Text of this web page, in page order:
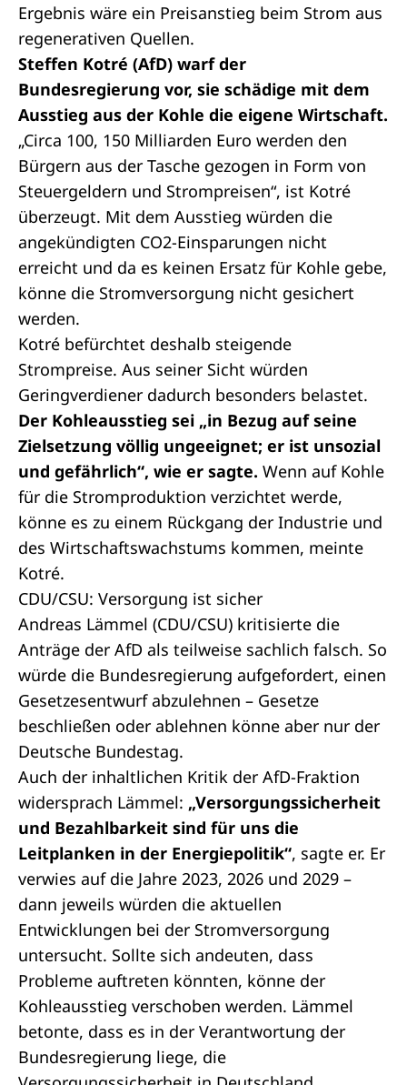
Ergebnis wäre ein Preisanstieg beim Strom aus
regenerativen Quellen.
Steffen Kotré (AfD) warf der
Bundesregierung vor, sie schädige mit dem
Ausstieg aus der Kohle die eigene Wirtschaft.
„Circa 100, 150 Milliarden Euro werden den
Bürgern aus der Tasche gezogen in Form von
Steuergeldern und Strompreisen“, ist Kotré
überzeugt. Mit dem Ausstieg würden die
angekündigten CO2-Einsparungen nicht
erreicht und da es keinen Ersatz für Kohle gebe,
könne die Stromversorgung nicht gesichert
werden.
Kotré befürchtet deshalb steigende
Strompreise. Aus seiner Sicht würden
Geringverdiener dadurch besonders belastet.
Der Kohleausstieg sei „in Bezug auf seine
Zielsetzung völlig ungeeignet; er ist unsozial
und gefährlich“, wie er sagte. Wenn auf Kohle
für die Stromproduktion verzichtet werde,
könne es zu einem Rückgang der Industrie und
des Wirtschaftswachstums kommen, meinte
Kotré.
CDU/CSU: Versorgung ist sicher
Andreas Lämmel (CDU/CSU) kritisierte die
Anträge der AfD als teilweise sachlich falsch. So
würde die Bundesregierung aufgefordert, einen
Gesetzesentwurf abzulehnen – Gesetze
beschließen oder ablehnen könne aber nur der
Deutsche Bundestag.
Auch der inhaltlichen Kritik der AfD-Fraktion
widersprach Lämmel: „Versorgungssicherheit
und Bezahlbarkeit sind für uns die
Leitplanken in der Energiepolitik“, sagte er. Er
verwies auf die Jahre 2023, 2026 und 2029 –
dann jeweils würden die aktuellen
Entwicklungen bei der Stromversorgung
untersucht. Sollte sich andeuten, dass
Probleme auftreten könnten, könne der
Kohleausstieg verschoben werden. Lämmel
betonte, dass es in der Verantwortung der
Bundesregierung liege, die